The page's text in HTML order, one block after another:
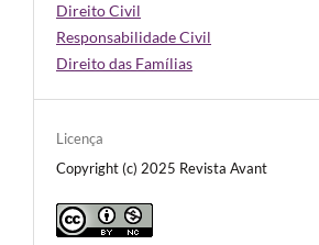
Direito Civil
Responsabilidade Civil
Direito das Famílias
Licença
Copyright (c) 2025 Revista Avant